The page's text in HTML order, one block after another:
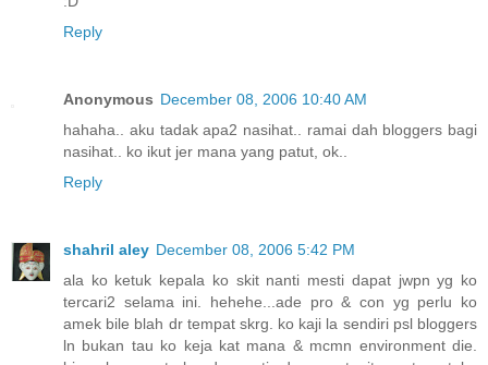
Reply
Anonymous December 08, 2006 10:40 AM
hahaha.. aku tadak apa2 nasihat.. ramai dah bloggers bagi
nasihat.. ko ikut jer mana yang patut, ok..
Reply
shahril aley December 08, 2006 5:42 PM
ala ko ketuk kepala ko skit nanti mesti dapat jwpn yg ko
tercari2 selama ini. hehehe...ade pro & con yg perlu ko
amek bile blah dr tempat skrg. ko kaji la sendiri psl bloggers
ln bukan tau ko keja kat mana & mcmn environment die.